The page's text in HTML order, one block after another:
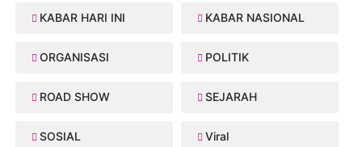
KABAR HARI INI KABAR NASIONAL
ORGANISASI POLITIK
ROAD SHOW SEJARAH
SOSIAL Viral